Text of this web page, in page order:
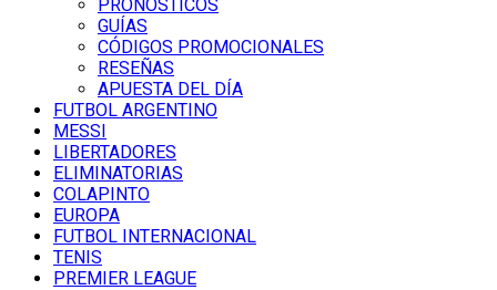
PRONÓSTICOS
GUÍAS
CÓDIGOS PROMOCIONALES
RESEÑAS
APUESTA DEL DÍA
FUTBOL ARGENTINO
MESSI
LIBERTADORES
ELIMINATORIAS
COLAPINTO
EUROPA
FUTBOL INTERNACIONAL
TENIS
PREMIER LEAGUE